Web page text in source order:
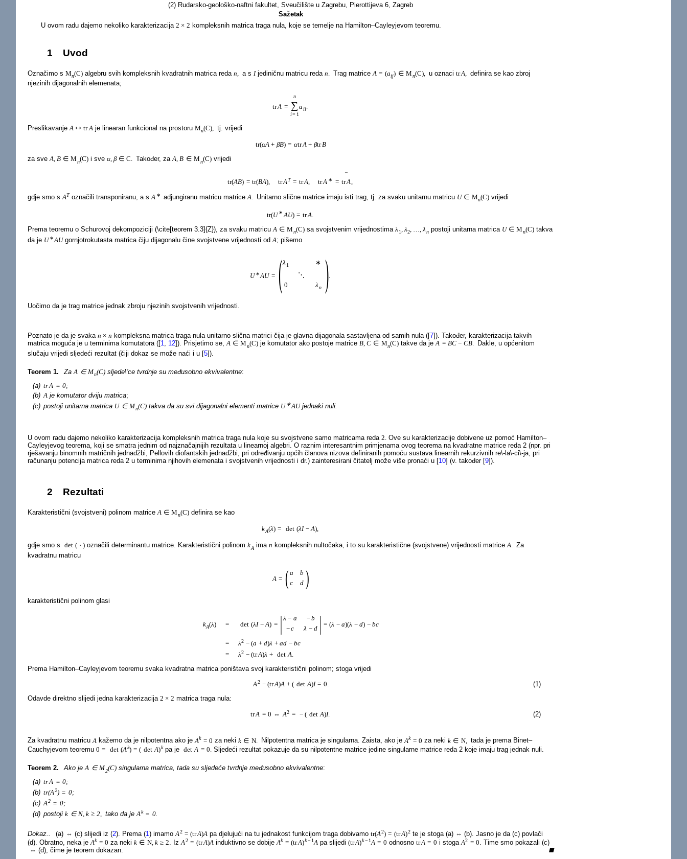
(2) Rudarsko-geološko-naftni fakultet, Sveučilište u Zagrebu, Pierottijeva 6, Zagreb
Sažetak
U ovom radu dajemo nekoliko karakterizacija 2 × 2 kompleksnih matrica traga nula, koje se temelje na Hamilton–Cayleyjevom teoremu.
1 Uvod
Označimo s Mn(C) algebru svih kompleksnih kvadratnih matrica redan a s Ijediničnu matricu redan Trag matriceA = (aij) ∈ Mn(C), u oznaci trA
definira se kao zbroj
njezinih dijagonalnih elemenata;
trA =
n
∑
i= 1
aii.
PreslikavanjeA ↦ trAje linearan funkcional na prostoru Mn(C), tj. vrijedi
tr(αA + βB) = αtrA + βtrB
za sveA, B ∈ Mn(C)i sve α, β ∈ C. Također, zaA, B ∈ Mn(C)vrijedi
tr(AB) = tr(BA) trAT = trA trA ∗ =
¯
trA
gdje smo sAT označili transponiranu, a sA ∗ adjungiranu matricu matriceA. Unitarno slične matrice imaju isti trag, tj. za svaku unitarnu matricu U ∈ Mn(C) vrijedi
tr(U ∗ AU) = trA
Prema teoremu o Schurovoj dekompoziciji (\cite[teorem 3.3]{Z}), za svaku matricu A ∈ Mn(C)sa svojstvenim vrijednostima λ 1 λ2 λn postoji unitarna matrica U ∈ Mn(C)takva
da je U ∗ AUgornjotrokutasta matrica čiju dijagonalu čine svojstvene vrijednosti odA; pišemo
U ∗ AU = (λ1
∗
⋱
0
λn ).
Uočimo da je trag matrice jednak zbroju njezinih svojstvenih vrijednosti.
Poznato je da je svaka n × n kompleksna matrica traga nula unitarno slična matrici čija je glavna dijagonala sastavljena od samih nula ([7]). Također, karakterizacija takvih
matrica moguća je u terminima komutatora ([1, 12]). Prisjetimo se,A ∈ Mn(C)je komutator ako postoje matrice B, C ∈ Mn(C) takve da jeA = BC − CB.
Dakle, u općenitom
slučaju vrijedi sljedeći rezultat (čiji dokaz se može naći i u [5]).
Teorem 1. ZaA ∈ Mn(C)sljede\'ce tvrdnje su međusobno ekvivalentne:
(a) trA = 0;
(b) A je komutator dviju matrica;
(c) postoji unitarna matrica U ∈ Mn(C)takva da su svi dijagonalni elementi matrice U ∗AUjednaki nuli.
U ovom radu dajemo nekoliko karakterizacija kompleksnih matrica traga nula koje su svojstvene samo matricama reda 2.Ove su karakterizacije dobivene uz pomoć Hamilton–
Cayleyjevog teorema, koji se smatra jednim od najznačajnijih rezultata u linearnoj algebri. O raznim interesantnim primjenama ovog teorema na kvadratne matrice reda 2 (npr. pri
rješavanju binomnih matričnih jednadžbi, Pellovih diofantskih jednadžbi, pri određivanju općih članova nizova definiranih pomoću sustava linearnih rekurzivnih re\-la\-ci\-ja, pri
računanju potencija matrica reda 2 u terminima njihovih elemenata i svojstvenih vrijednosti i dr.) zainteresirani čitatelj može više pronaći u [10] (v. također [9]).
2 Rezultati
Karakteristični (svojstveni) polinom matrice A ∈ Mn(C)definira se kao
kA(λ) = det (λI − A),
gdje smo s det ( ⋅ ) označili determinantu matrice. Karakteristični polinomkA ima n kompleksnih nultočaka, i to su karakteristične (svojstvene) vrijednosti matriceA. Za
kvadratnu matricu
A = ( a
b
c
d )
karakteristični polinom glasi
kA(λ) = det (λI − A) = |λ − a −b
−c λ − d | = (λ − a)(λ − d) − bc
= λ2 − (a + d)λ + ad − bc
=
λ2 − (trA)λ + det A.
Prema Hamilton–Cayleyjevom teoremu svaka kvadratna matrica poništava svoj karakteristični polinom; stoga vrijedi
(1)
A2 − (trA)A + ( det A)I = 0.
Odavde direktno slijedi jedna karakterizacija 2 × 2 matrica traga nula:
(2)
trA = 0 ⇔ A2 = − ( det A)I.
Za kvadratnu matricu A kažemo da je nilpotentna ako je Ak = 0 za neki k ∈ N. Nilpotentna matrica je singularna. Zaista, ako je Ak = 0 za neki k ∈ N,
tada je prema Binet–
Cauchyjevom teoremu 0 = det (Ak) = ( det A)kpa je det A = 0. Sljedeći rezultat pokazuje da su nilpotentne matrice jedine singularne matrice reda 2 koje imaju trag jednak nuli.
Teorem 2. Ako jeA ∈ M2(C)singularna matrica, tada su sljedeće tvrdnje međusobno ekvivalentne:
(a) trA = 0;
(b) tr(A2) = 0;
(c) A2 = 0;
(d) postojik ∈ N, k ≥ 2, tako da jeAk = 0.
Dokaz.. (a) ⇔ (c) slijedi iz (2). Prema (1)imamoA2 = (trA)A pa djelujući na tu jednakost funkcijom traga dobivamotr(A2) = (trA)2te je stoga (a) ⇔ (b). Jasno je da (c) povlači
(d). Obratno, neka jeAk = 0 za neki k ∈ N, k ≥ 2. IzA2 = (trA)Ainduktivno se dobijeAk = (trA)k− 1A pa slijedi(trA)k− 1A = 0 odnosno trA = 0 i stogaA2 = 0. Time smo pokazali (c)
⇔ (d), čime je teorem dokazan. ◼